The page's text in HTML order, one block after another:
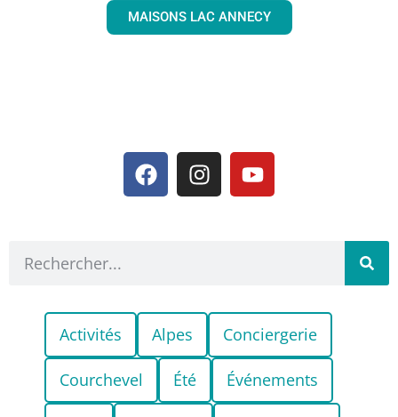
MAISONS LAC ANNECY
Activités Alpes Conciergerie
Courchevel Été Événements